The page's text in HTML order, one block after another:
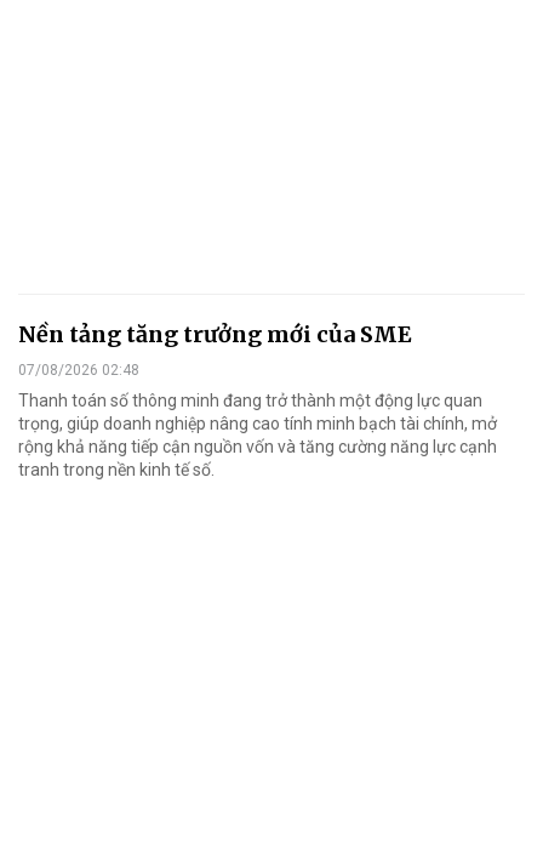
Nền tảng tăng trưởng mới của SME
07/08/2026 02:48
Thanh toán số thông minh đang trở thành một động lực quan
trọng, giúp doanh nghiệp nâng cao tính minh bạch tài chính, mở
rộng khả năng tiếp cận nguồn vốn và tăng cường năng lực cạnh
tranh trong nền kinh tế số.